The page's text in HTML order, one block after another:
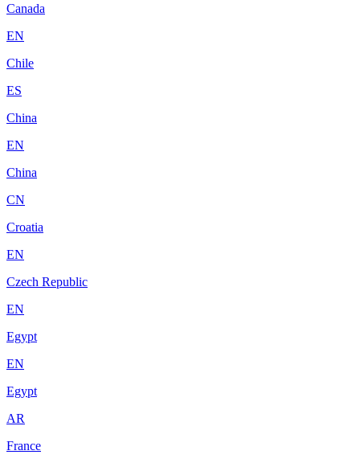
Canada
EN
Chile
ES
China
EN
China
CN
Croatia
EN
Czech Republic
EN
Egypt
EN
Egypt
AR
France